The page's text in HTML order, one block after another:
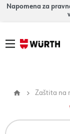
Napomena za
Zaštita na